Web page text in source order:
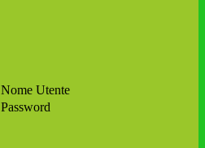
Nome Utente
Password